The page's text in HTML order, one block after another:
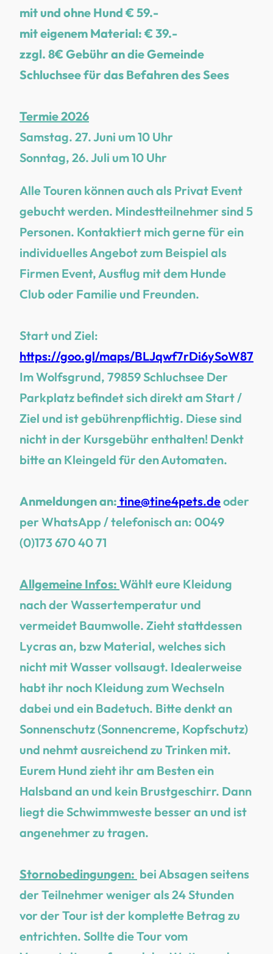
mit und ohne Hund € 59.-
mit eigenem Material: € 39.-
zzgl. 8€ Gebühr an die Gemeinde
Schluchsee für das Befahren des Sees
Termie2026
Samstag. 27. Juni um 10 Uhr
Sonntag, 26. Juli um 10 Uhr
Alle Touren können auch als Privat Event
gebucht werden. Mindestteilnehmer sind 5
Personen. Kontaktiert mich gerne für ein
individuelles Angebot zum Beispiel als
Firmen Event, Ausflug mit dem Hunde
Club oder Familie und Freunden.
Start und Ziel:
https://goo.gl/maps/BLJqwf7rDi6ySoW87
Im Wolfsgrund, 79859 Schluchsee Der
Parkplatz befindet sich direkt am Start /
Ziel und ist gebührenpflichtig. Diese sind
nicht in der Kursgebühr enthalten! Denkt
bitte an Kleingeld für den Automaten.
Anmeldungen an: tine@tine4pets.deoder
per WhatsApp / telefonisch an: 0049
(0)173 670 40 71
Allgemeine Infos: Wählt eure Kleidung
nach der Wassertemperatur und
vermeidet Baumwolle. Zieht stattdessen
Lycras an, bzw Material, welches sich
nicht mit Wasser vollsaugt. Idealerweise
habt ihr noch Kleidung zum Wechseln
dabei und ein Badetuch. Bitte denkt an
Sonnenschutz (Sonnencreme, Kopfschutz)
und nehmt ausreichend zu Trinken mit.
Eurem Hund zieht ihr am Besten ein
Halsband an und kein Brustgeschirr. Dann
liegt die Schwimmweste besser an und ist
angenehmer zu tragen.
Stornobedingungen: bei Absagen seitens
der Teilnehmer weniger als 24 Stunden
vor der Tour ist der komplette Betrag zu
entrichten. Sollte die Tour vom